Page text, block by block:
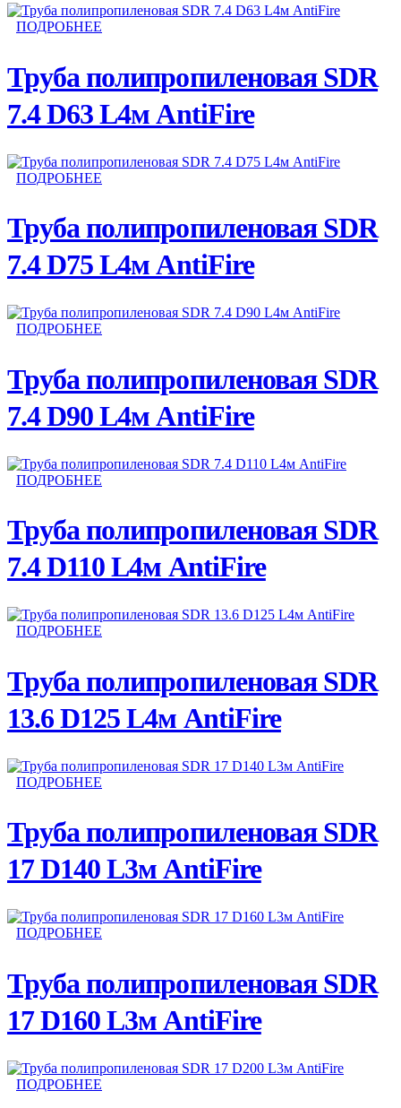
ПОДРОБНЕЕ
Труба полипропиленовая SDR
7.4 D63 L4м AntiFire
ПОДРОБНЕЕ
Труба полипропиленовая SDR
7.4 D75 L4м AntiFire
ПОДРОБНЕЕ
Труба полипропиленовая SDR
7.4 D90 L4м AntiFire
ПОДРОБНЕЕ
Труба полипропиленовая SDR
7.4 D110 L4м AntiFire
ПОДРОБНЕЕ
Труба полипропиленовая SDR
13.6 D125 L4м AntiFire
ПОДРОБНЕЕ
Труба полипропиленовая SDR
17 D140 L3м AntiFire
ПОДРОБНЕЕ
Труба полипропиленовая SDR
17 D160 L3м AntiFire
ПОДРОБНЕЕ